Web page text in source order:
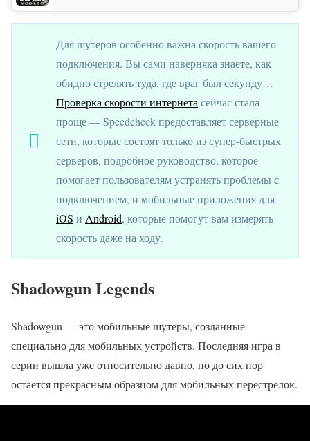
Для шутеров особенно важна скорость вашего
подключения. Вы сами наверняка знаете, как
обидно стрелять туда, где враг был секунду…
Проверка скорости интернета сейчас стала
проще — Speedcheck предоставляет серверные
сети, которые состоят только из супер-быстрых
серверов, подробное руководство, которое
помогает пользователям устранять проблемы с
подключением, и мобильные приложения для
iOS и Android, которые помогут вам измерять
скорость даже на ходу.
Shadowgun Legends
Shadowgun — это мобильные шутеры, созданные
специально для мобильных устройств. Последняя игра в
серии вышла уже относительно давно, но до сих пор
остается прекрасным образцом для мобильных перестрелок.